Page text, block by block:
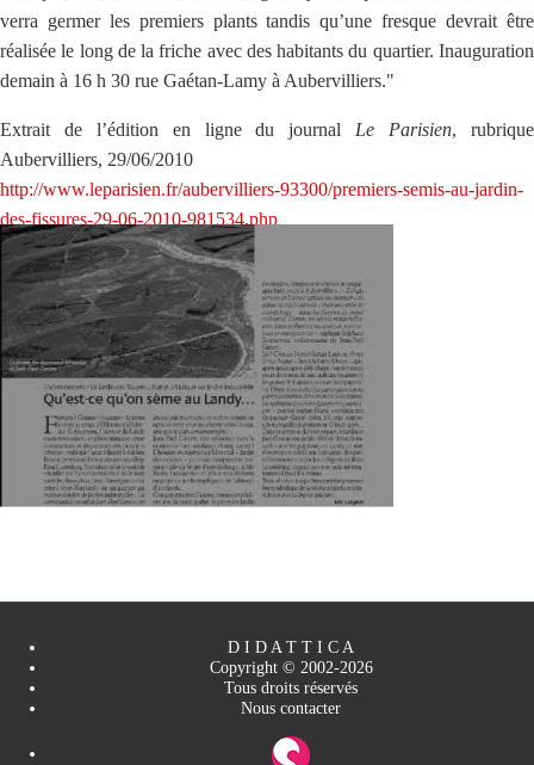
verra germer les premiers plants tandis qu’une fresque devrait être
réalisée le long de la friche avec des habitants du quartier. Inauguration
demain à 16 h 30 rue Gaétan-Lamy à Aubervilliers."
Extrait de l’édition en ligne du journalLe Parisien, rubrique
Aubervilliers, 29/06/2010
http://www.leparisien.fr/aubervilliers-93300/premiers-semis-au-jardin-
des-fissures-29-06-2010-981534.php
D I D A T T I C A
Copyright © 2002-2026
Tous droits réservés
Nous contacter